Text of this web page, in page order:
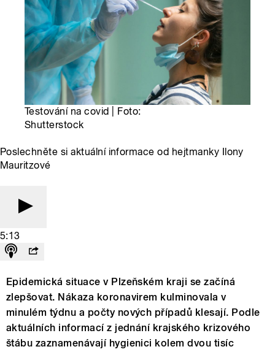
Testování na covid | Foto:
Shutterstock
Poslechněte si aktuální informace od hejtmanky Ilony
Mauritzové
5:13
Epidemická situace v Plzeňském kraji se začíná
zlepšovat. Nákaza koronavirem kulminovala v
minulém týdnu a počty nových případů klesají. Podle
aktuálních informací z jednání krajského krizového
štábu zaznamenávají hygienici kolem dvou tisíc